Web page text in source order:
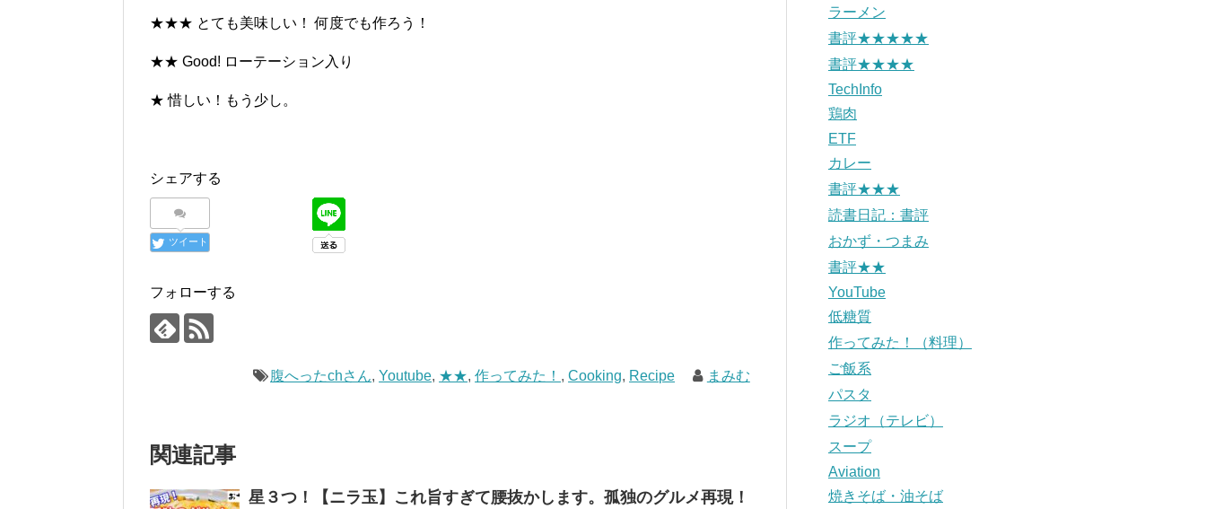
★★★ とても美味しい！ 何度でも作ろう！
★★ Good! ローテーション入り
★ 惜しい！もう少し。
シェアする
ツイート
フォローする
腹へったchさん,Youtube, ★★,作ってみた！ ,Cooking, Recipe まみむ
関連記事
星３つ！【ニラ玉】これ旨すぎて腰抜かします。孤独のグルメ再現！
ラーメン
書評★★★★★
書評★★★★
TechInfo
鶏肉
ETF
カレー
書評★★★
読書日記：書評
おかず・つまみ
書評★★
YouTube
低糖質
作ってみた！（料理）
ご飯系
パスタ
ラジオ（テレビ）
スープ
Aviation
焼きそば・油そば